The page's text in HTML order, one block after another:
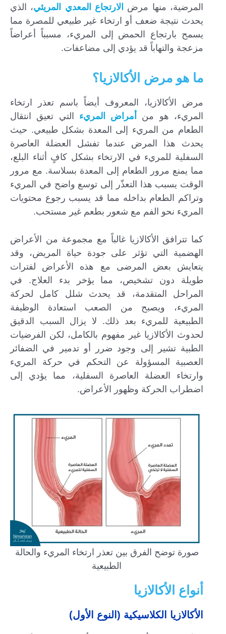
المرضية، منها مرض
الارتجاع المعدي المريئي، الذي
يحدث نتيجة ضعف أو ارتخاء غير طبيعي للمصرة مما
يسمح بارتجاع الحمض إلى المريء، مسبباً أعراضاً
مزعجة والتهاباً قد يؤدي إلى مضاعفات.
ما هو مرض الأكالازيا؟
مرض الأكالازيا، المعروف أيضاً باسم تعذر ارتخاء
المريء، هو من أمراض المريء التي تعيق انتقال
الطعام من المريء إلى المعدة بشكل طبيعي. حيث
يحدث هذا المرض عندما تفشل العضلة العاصرة
السفلية للمريء في الارتخاء بشكل كافٍ أثناء البلع،
مما يمنع مرور الطعام إلى المعدة بسلاسة. مع مرور
الوقت يسبب هذا التعذّر إلى توسع واضح في المريء
وتراكم الطعام بداخله مما قد يسبب رجوع محتويات
المريء نحو الفم مع شعور بطعم غير مستحب.
كما تترافق الأكالازيا غالباً مع مجموعة من الأعراض
الهضمية التي تؤثر على جودة حياة المريض، وقد
يتعايش بعض المرضى مع هذه الأعراض لفترات
طويلة دون تشخيص، مما يؤخر بدء العلاج. في
المراحل المتقدمة، قد يحدث شلل كامل لحركة
المريء، ويصبح من الصعب استعادة الوظيفة
الطبيعية للمريء بعد ذلك. لا يزال السبب الدقيق
لحدوث الأكالازيا غير مفهوم بالكامل، لكن الفرضيات
الطبية تشير إلى وجود ضرر أو تدمير في الضفائر
العصبية المسؤولة عن التحكم في حركة المريء
وارتخاء العضلة العاصرة السفلية، مما يؤدي إلى
اضطراب الحركة وظهور الأعراض.
صورة توضح الفرق بين تعذر ارتخاء المريء والحالة
الطبيعية
أنواع الأكالازيا
الأكالازيا الكلاسيكية (النوع الأول)